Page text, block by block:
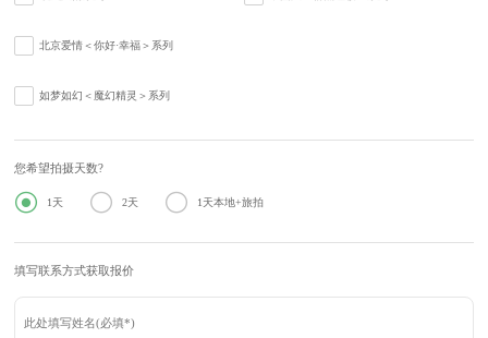
北京爱情＜你好·幸福＞系列
如梦如幻＜魔幻精灵＞系列
您希望拍摄天数?
 1天  2天  1天本地+旅拍
填写联系方式获取报价